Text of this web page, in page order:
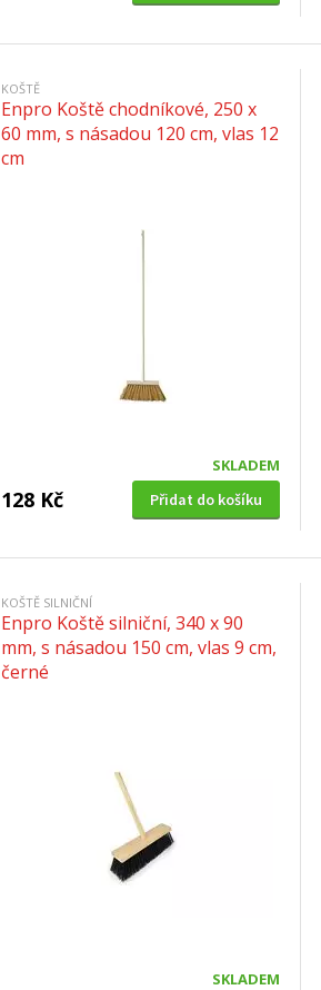
KOŠTĚ
Enpro Koště chodníkové, 250 x
60 mm, s násadou 120 cm, vlas 12
cm
SKLADEM
128 Kč Přidat do košíku
KOŠTĚ SILNIČNÍ
Enpro Koště silniční, 340 x 90
mm, s násadou 150 cm, vlas 9 cm,
černé
SKLADEM